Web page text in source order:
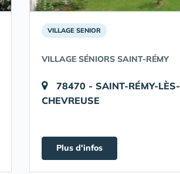
VILLAGE SENIOR
VILLAGE SÉNIORS SAINT-RÉMY
78470 - SAINT-RÉMY-LÈS-
CHEVREUSE
Plus d'infos